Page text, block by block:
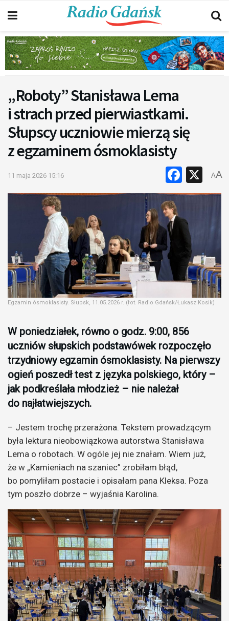
„Roboty” Stanisława Lema
i strach przed pierwiastkami.
Słupscy uczniowie mierzą się
z egzaminem ósmoklasisty
11 maja 2026 15:16 X
AA
Egzamin ósmoklasisty. Słupsk, 11.05.2026 r. (fot. Radio Gdańsk/Łukasz Kosik)
W poniedziałek, równo o godz. 9:00, 856
uczniów słupskich podstawówek rozpoczęło
trzydniowy egzamin ósmoklasisty. Na pierwszy
ogień poszedł test z języka polskiego, który –
jak podkreślała młodzież – nie należał
do najłatwiejszych.
– Jestem trochę przerażona. Tekstem prowadzącym
była lektura nieobowiązkowa autorstwa Stanisława
Lema o robotach. W ogóle jej nie znałam. Wiem już,
że w „Kamieniach na szaniec” zrobiłam błąd,
bo pomyliłam postacie i opisałam pana Kleksa. Poza
tym poszło dobrze – wyjaśnia Karolina.